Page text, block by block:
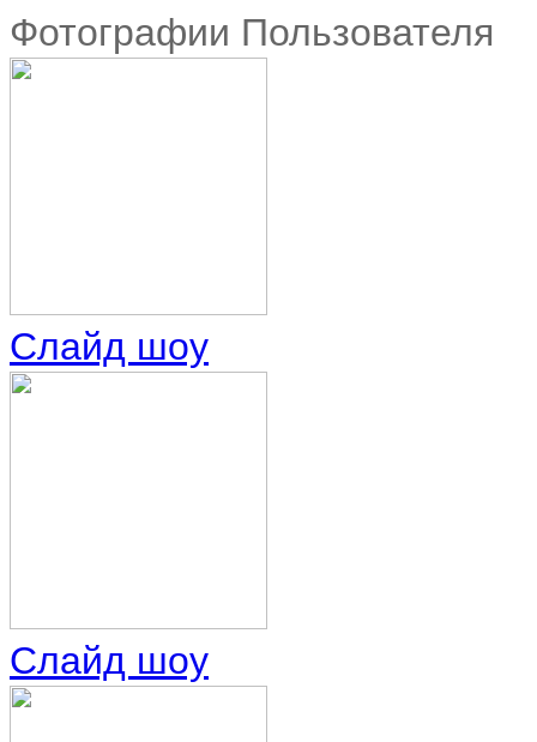
Фотографии Пользователя
Слайд шоу
Слайд шоу